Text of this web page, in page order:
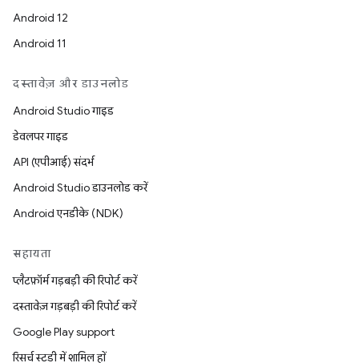
Android 12
Android 11
दस्तावेज़ और डाउनलोड
Android Studio गाइड
डेवलपर गाइड
API (एपीआई) संदर्भ
Android Studio डाउनलोड करें
Android एनडीके (NDK)
सहायता
प्लैटफ़ॉर्म गड़बड़ी की रिपोर्ट करें
दस्तावेज़ गड़बड़ी की रिपोर्ट करें
Google Play support
रिसर्च स्टडी में शामिल हों